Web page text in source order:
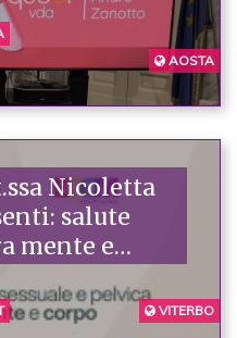
AOSTA
Nicoletta
salute
mente e
VITERBO